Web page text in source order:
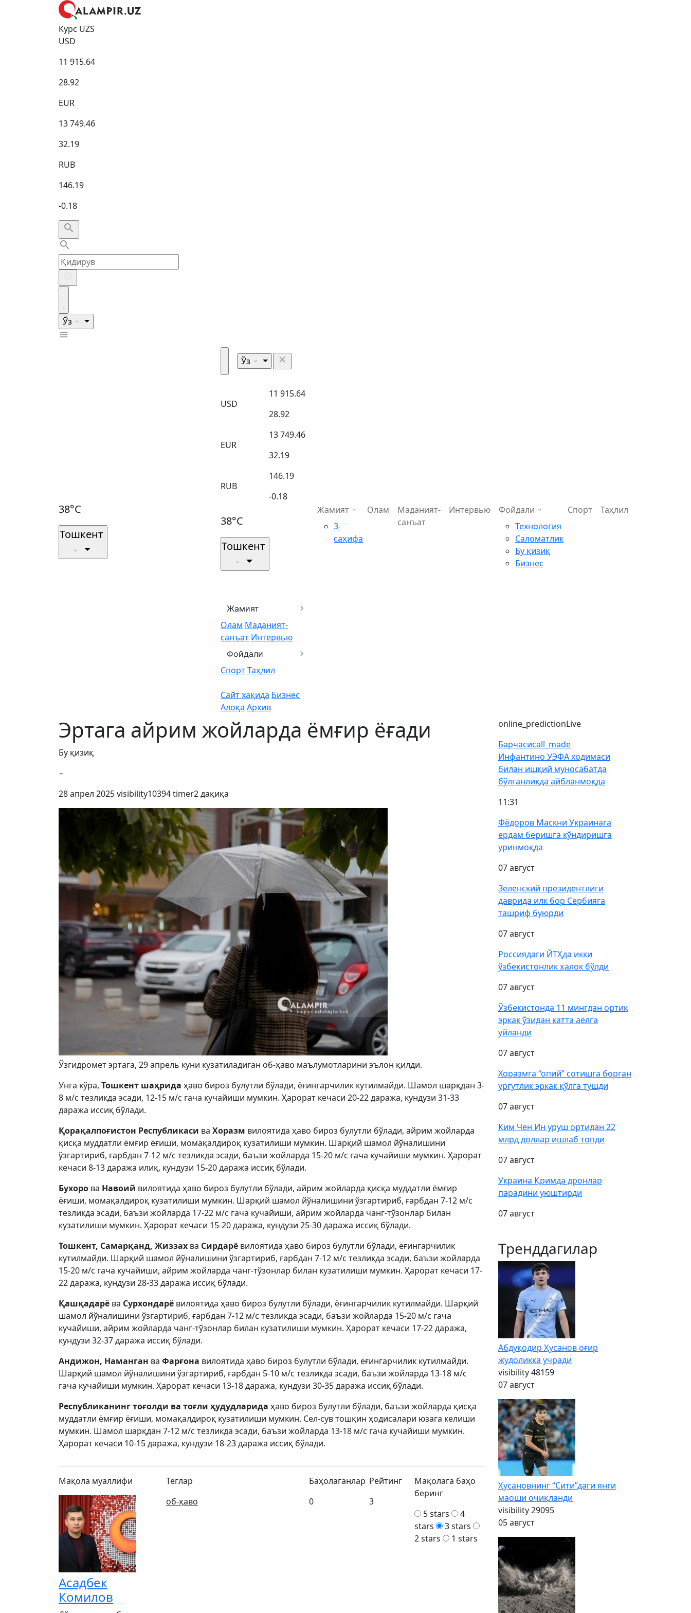
Курс UZS
USD
11 915.64
28.92
EUR
13 749.46
32.19
RUB
146.19
-0.18
Ўз
38°C
Тошкент
Ўз
USD
11 915.64
28.92
EUR
13 749.46
32.19
RUB
146.19
-0.18
38°C
Тошкент
Жамият
Олам Маданият-
санъат Интервью
Фойдали
СпортТаҳлил
Сайт хақида Бизнес
Алоқа Архив
Жамият
3-
саҳифа
Олам
Маданият-
санъат
Интервью
Фойдали
Технология
Саломатлик
Бу қизиқ
Бизнес
Спорт Таҳлил
Эртага айрим жойларда ёмғир ёғади
Бу қизиқ
−
28 апрел 2025visibility10394timer2 дақиқа
Ўзгидромет эртага, 29 апрель куни кузатиладиган об-ҳаво маълумотларини эълон қилди.
Унга кўра, Тошкент шаҳрида ҳаво бироз булутли бўлади, ёғингарчилик кутилмайди. Шамол шарқдан 3-
8 м/с тезликда эсади, 12-15 м/с гача кучайиши мумкин. Ҳарорат кечаси 20-22 даража, кундузи 31-33
даража иссиқ бўлади.
Қорақалпоғистон Республикаси ва Хоразм вилоятида ҳаво бироз булутли бўлади, айрим жойларда
қисқа муддатли ёмғир ёғиши, момақалдироқ кузатилиши мумкин. Шарқий шамол йўналишини
ўзгартириб, ғарбдан 7-12 м/с тезликда эсади, баъзи жойларда 15-20 м/с гача кучайиши мумкин. Ҳарорат
кечаси 8-13 даража илиқ, кундузи 15-20 даража иссиқ бўлади.
Бухоро ва Навоий вилоятида ҳаво бироз булутли бўлади, айрим жойларда қисқа муддатли ёмғир
ёғиши, момақалдироқ кузатилиши мумкин. Шарқий шамол йўналишини ўзгартириб, ғарбдан 7-12 м/с
тезликда эсади, баъзи жойларда 17-22 м/с гача кучайиши, айрим жойларда чанг-тўзонлар билан
кузатилиши мумкин. Ҳарорат кечаси 15-20 даража, кундузи 25-30 даража иссиқ бўлади.
Тошкент, Самарқанд, Жиззах ва Сирдарё вилоятида ҳаво бироз булутли бўлади, ёғингарчилик
кутилмайди. Шарқий шамол йўналишини ўзгартириб, ғарбдан 7-12 м/с тезликда эсади, баъзи жойларда
15-20 м/с гача кучайиши, айрим жойларда чанг-тўзонлар билан кузатилиши мумкин. Ҳарорат кечаси 17-
22 даража, кундузи 28-33 даража иссиқ бўлади.
Қашқадарё ва Сурхондарё вилоятида ҳаво бироз булутли бўлади, ёғингарчилик кутилмайди. Шарқий
шамол йўналишини ўзгартириб, ғарбдан 7-12 м/с тезликда эсади, баъзи жойларда 15-20 м/с гача
кучайиши, айрим жойларда чанг-тўзонлар билан кузатилиши мумкин. Ҳарорат кечаси 17-22 даража,
кундузи 32-37 даража иссиқ бўлади.
Андижон, Наманган ва Фарғона вилоятида ҳаво бироз булутли бўлади, ёғингарчилик кутилмайди.
Шарқий шамол йўналишини ўзгартириб, ғарбдан 5-10 м/с тезликда эсади, баъзи жойларда 13-18 м/с
гача кучайиши мумкин. Ҳарорат кечаси 13-18 даража, кундузи 30-35 даража иссиқ бўлади.
Республиканинг тоғолди ва тоғли ҳудудларида ҳаво бироз булутли бўлади, баъзи жойларда қисқа
муддатли ёмғир ёғиши, момақалдироқ кузатилиши мумкин. Сел-сув тошқин ҳодисалари юзага келиши
мумкин. Шамол шарқдан 7-12 м/с тезликда эсади, баъзи жойларда 13-18 м/с гача кучайиши мумкин.
Ҳарорат кечаси 10-15 даража, кундузи 18-23 даража иссиқ бўлади.
Мақола муаллифи
Асадбек
Комилов
Теглар
об-ҳаво
Баҳолаганлар
0
Рейтинг
3
Мақолага баҳо
беринг
5 stars
4
stars
3 stars
2 stars
1 stars
online_predictionLive
Барчасиcall_made
Инфантино УЭФА ходимаси
билан ишқий муносабатда
бўлганликда айбланмоқда
11:31
Фёдоров Маскни Украинага
ёрдам беришга кўндиришга
уринмоқда
07 август
Зеленский президентлиги
даврида илк бор Сербияга
ташриф буюрди
07 август
Россиядаги ЙТҲда икки
ўзбекистонлик ҳалок бўлди
07 август
Ўзбекистонда 11 мингдан ортиқ
эркак ўзидан катта аёлга
уйланди
07 август
Хоразмга “опий” сотишга борган
ургутлик эркак қўлга тушди
07 август
Ким Чен Ин уруш ортидан 22
млрд доллар ишлаб топди
07 август
Украина Қримда дронлар
парадини уюштирди
07 август
Тренддагилар
Абдуқодир Ҳусанов оғир
жудоликка учради
visibility48159
07 август
Ҳусановнинг “Сити”даги янги
маоши очиқланди
visibility29095
05 август